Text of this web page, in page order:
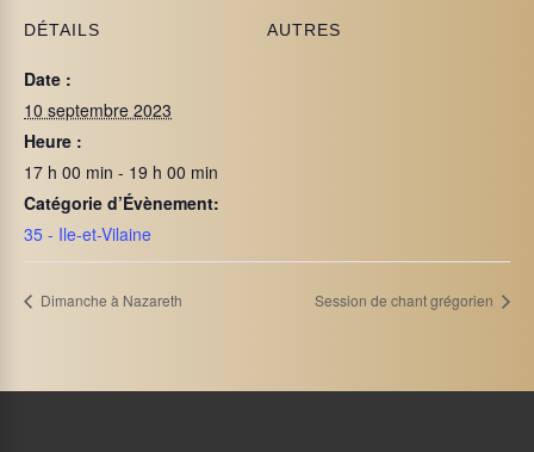
DÉTAILS
Date :
10 septembre 2023
Heure :
17 h 00 min - 19 h 00 min
Catégorie d’Évènement:
35 - Ile-et-Vilaine
AUTRES
Dimanche à Nazareth Session de chant grégorien